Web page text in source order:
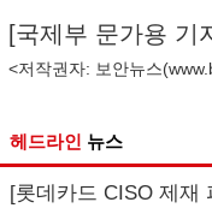
[국제부 문가용 기
<저작권자: 보안뉴스(
헤드라인 뉴스
[롯데카드 CISO 제